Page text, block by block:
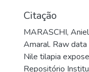
Citação
MARASCHI,
Amaral. Raw
Nile tilapia
Repositório